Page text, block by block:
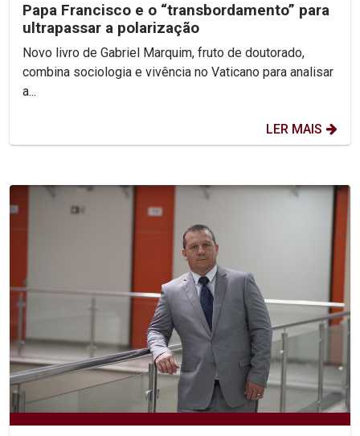
Papa Francisco e o “transbordamento” para
ultrapassar a polarização
Novo livro de Gabriel Marquim, fruto de doutorado,
combina sociologia e vivência no Vaticano para analisar
a...
LER MAIS